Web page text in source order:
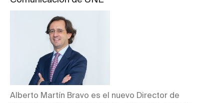
Alberto Martín Bravo es el nuevo Director de